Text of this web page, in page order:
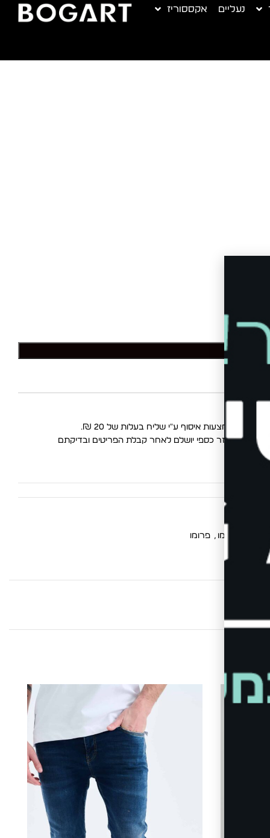
נעליים אקססוריז
. החזר כספי יושלם לאחר קבלת הפריטים ובדיקתם
מוצרי פרומו , פרומו